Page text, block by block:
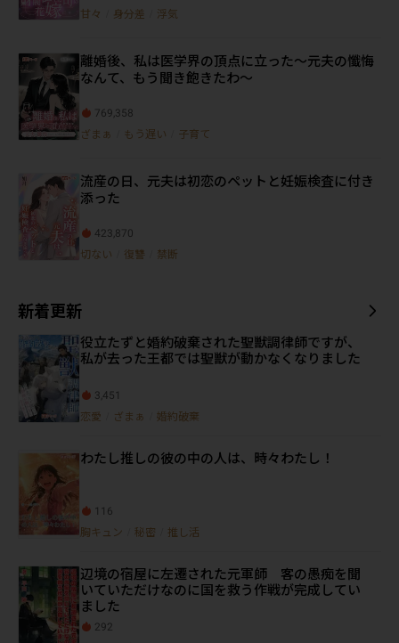
甘々 身分差 浮気
離婚後、私は医学界の頂点に立った～元夫の懺悔
なんて、もう聞き飽きたわ～
769,358
ざまぁ もう遅い 子育て
流産の日、元夫は初恋のペットと妊娠検査に付き
添った
423,870
切ない 復讐 禁断
新着更新
役立たずと婚約破棄された聖獣調律師ですが、
私が去った王都では聖獣が動かなくなりました
3,451
恋愛 ざまぁ 婚約破棄
わたし推しの彼の中の人は、時々わたし！
116
胸キュン 秘密 推し活
辺境の宿屋に左遷された元軍師 客の愚痴を聞
いていただけなのに国を救う作戦が完成してい
ました
292